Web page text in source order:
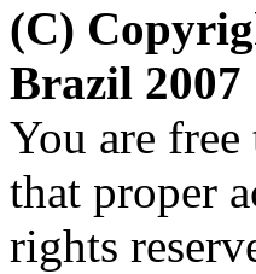
(C)
Brazil 2007
You are
that proper
rights